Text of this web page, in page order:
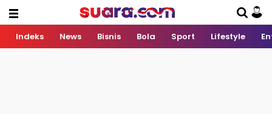
Indeks News Bisnis Bola Sport Lifestyle